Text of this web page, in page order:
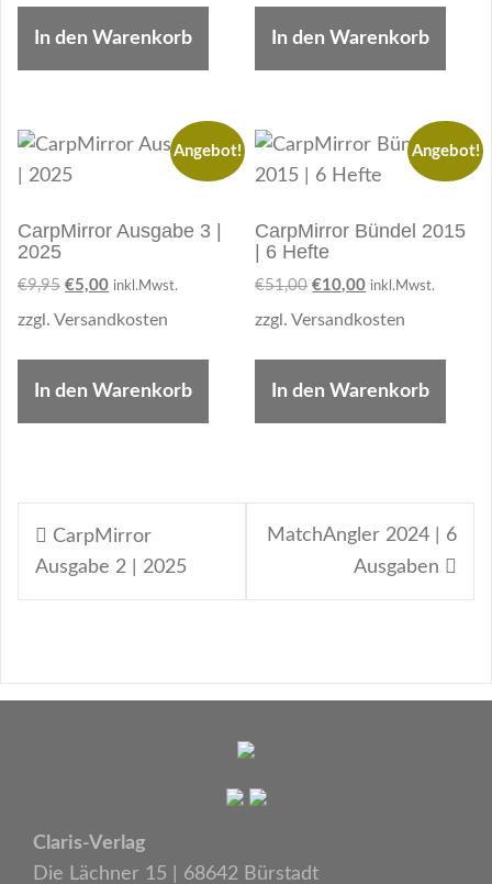
€51,00€10,00.
In den Warenkorb
€9,95€5,00.
In den Warenkorb
Angebot!
CarpMirror Ausgabe 3 |
2025
€9,95 Ursprünglicher
Preis
€9,95
€5,00Aktueller
Preis
€5,00.
inkl.Mwst.
zzgl. Versandkosten
In den Warenkorb
Angebot!
CarpMirror Bündel 2015
| 6 Hefte
€51,00 Ursprünglicher
€51,00
€10,00Aktueller
Preis
€10,00.
inkl.Mwst.
zzgl.Versandkosten
In den Warenkorb
Beitragsnavigation
CarpMirror
Ausgabe 2 | 2025
MatchAngler 2024 | 6
Ausgaben
Claris-Verlag
Die Lächner 15 | 68642 Bürstadt